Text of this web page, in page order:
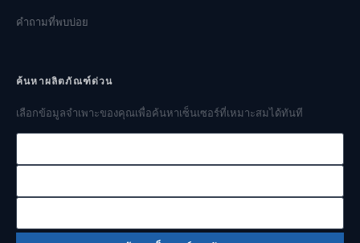
คำถามที่พบบ่อย
ค้นหาผลิตภัณฑ์ด่วน
เลือกข้อมูลจำเพาะของคุณเพื่อค้นหาเซ็นเซอร์ที่เหมาะสมได้ทันที
ช่วงความดัน
สัญญาณเอาต์พุต
ประเภทความดัน